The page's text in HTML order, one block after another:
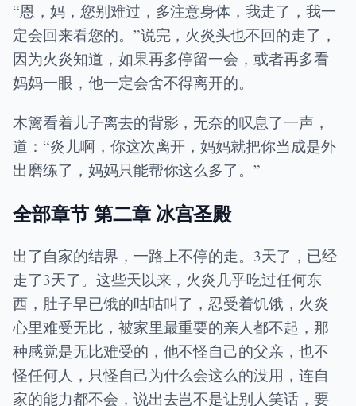
“恩，妈，您别难过，多注意身体，我走了，我一
定会回来看您的。”说完，火炎头也不回的走了，
因为火炎知道，如果再多停留一会，或者再多看
妈妈一眼，他一定会舍不得离开的。
木篱看着儿子离去的背影，无奈的叹息了一声，
道：“炎儿啊，你这次离开，妈妈就把你当成是外
出磨练了，妈妈只能帮你这么多了。”
全部章节 第二章 冰宫圣殿
出了自家的结界，一路上不停的走。3天了，已经
走了3天了。这些天以来，火炎几乎吃过任何东
西，肚子早已饿的咕咕叫了，忍受着饥饿，火炎
心里难受无比，被家里最重要的亲人都不起，那
种感觉是无比难受的，他不怪自己的父亲，也不
怪任何人，只怪自己为什么会这么的没用，连自
家的能力都不会，说出去岂不是让别人笑话，要